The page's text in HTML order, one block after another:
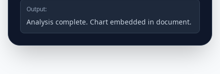
Output:
Analysis complete. Chart embedded in document.